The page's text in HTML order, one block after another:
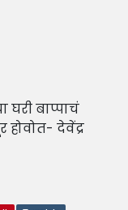
घरी बाप्पाचं
देवेंद्र